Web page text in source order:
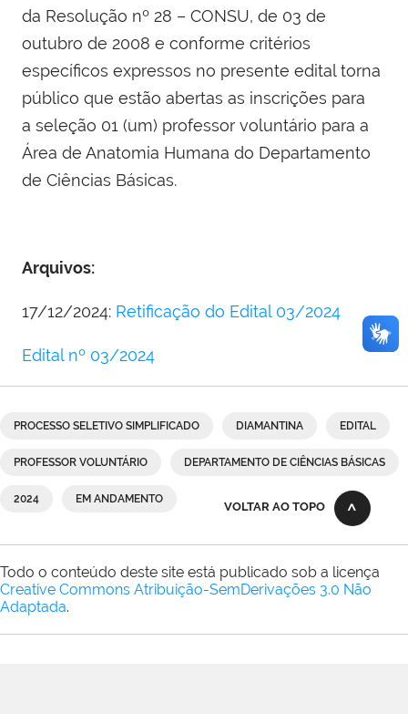
da Resolução nº 28 – CONSU, de 03 de
outubro de 2008 e conforme critérios
específicos expressos no presente edital torna
público que estão abertas as inscrições para
a seleção 01 (um) professor voluntário para a
Área de Anatomia Humana do Departamento
de Ciências Básicas.
Arquivos:
17/12/2024: Retificação do Edital 03/2024
Edital nº 03/2024
PROCESSO SELETIVO SIMPLIFICADO DIAMANTINA EDITAL
PROFESSOR VOLUNTÁRIO DEPARTAMENTO DE CIÊNCIAS BÁSICAS
2024 EM ANDAMENTO
VOLTAR AO TOPO
Todo o conteúdo deste site está publicado sob a licença
Creative Commons Atribuição-SemDerivações 3.0 Não
Adaptada.